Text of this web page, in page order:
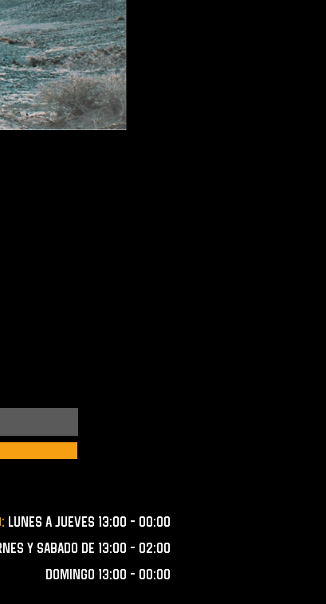
lunes a JUEVES 13:00 - 00:00
Y SABADO de 13:00 - 02:00
domingo 13:00 - 00:00